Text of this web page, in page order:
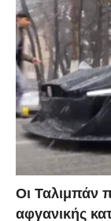
Οι Ταλιμπάν
αφγανικής